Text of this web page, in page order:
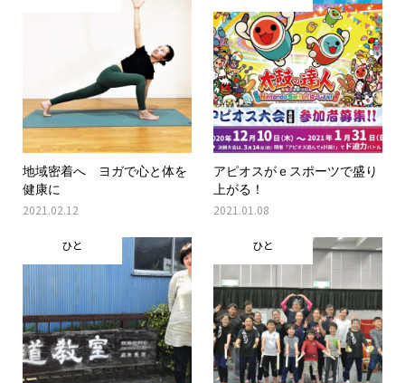
地域密着へ ヨガで心と体を
健康に
2021.02.12
アピオスがｅスポーツで盛り
上がる！
2021.01.08
ひと ひと